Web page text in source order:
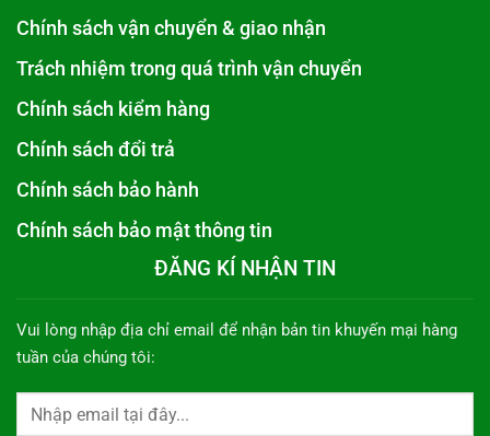
Chính sách vận chuyển & giao nhận
Trách nhiệm trong quá trình vận chuyển
Chính sách kiểm hàng
Chính sách đổi trả
Chính sách bảo hành
Chính sách bảo mật thông tin
ĐĂNG KÍ NHẬN TIN
Vui lòng nhập địa chỉ email để nhận bản tin khuyến mại hàng
tuần của chúng tôi: